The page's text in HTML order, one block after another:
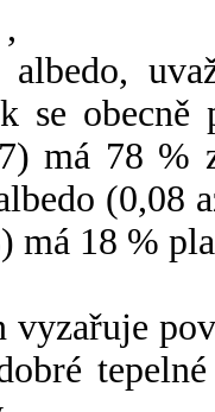
,
se
má 78 %
(0,08
má 18 %
vyzařuje